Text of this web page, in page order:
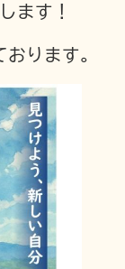
ます！
ります。